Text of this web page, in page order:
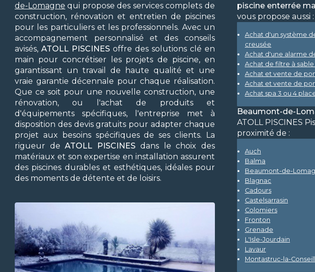
de-Lomagne qui propose des services complets de
construction, rénovation et entretien de piscines
pour les particuliers et les professionnels. Avec un
accompagnement personnalisé et des conseils
avisés, ATOLL PISCINES offre des solutions clé en
main pour concrétiser les projets de piscine, en
garantissant un travail de haute qualité et une
vraie garantie décennale pour chaque réalisation.
Que ce soit pour une nouvelle construction, une
rénovation, ou l'achat de produits et
d'équipements spécifiques, l'entreprise met à
disposition des devis gratuits pour adapter chaque
projet aux besoins spécifiques de ses clients. La
rigueur deATOLL PISCINES dans le choix des
matériaux et son expertise en installation assurent
des piscines durables et esthétiques, idéales pour
des moments de détente et de loisirs.
piscine enterrée
vous propose aussi :
Achat d'un système
creusée
Achat d'une alarme
Achat de filtre à
Achat et vente de
Achat et vente de
Achat spa 3 ou 4
Beaumont-de-
ATOLL PISCINES
proximité de :
Auch
Balma
Beaumont-de-
Blagnac
Cadours
Castelsarrasin
Colomiers
Fronton
Grenade
L'Isle-Jourdain
Lavaur
Montastruc-la-